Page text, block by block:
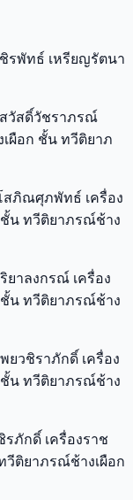
รพัทธ์ เหรียญรัตนา
วัสดิ์วัชราภรณ์
ผือก ชั้น ทวีติยาภ
ภิณศุภพัทธ์ เครื่อง
ชั้น ทวีติยาภรณ์ช้าง
าลงกรณ์ เครื่อง
ชั้น ทวีติยาภรณ์ช้าง
วชิราภักดิ์ เครื่อง
ชั้น ทวีติยาภรณ์ช้าง
ภักดิ์ เครื่องราช
วีติยาภรณ์ช้างเผือก